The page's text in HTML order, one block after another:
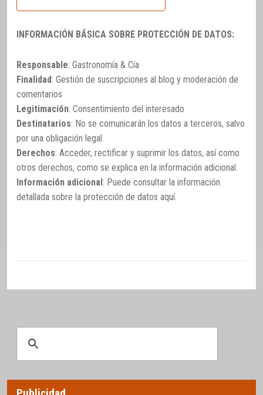
INFORMACIÓN BÁSICA SOBRE PROTECCIÓN DE DATOS:
Responsable: Gastronomía & Cía
Finalidad: Gestión de suscripciones al blog y moderación de
comentarios
Legitimación: Consentimiento del interesado
Destinatarios: No se comunicarán los datos a terceros, salvo
por una obligación legal.
Derechos: Acceder, rectificar y suprimir los datos, así como
otros derechos, como se explica en la información adicional.
Información adicional : Puede consultar la información
detallada sobre la protección de datos aquí.